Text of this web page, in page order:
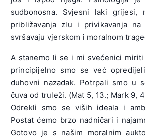
sudbonosna. Svjesni laki grijesi,
približavanja zlu i privikavanja
svršavaju vjerskom i moralnom
A stanemo li se i mi svećenici miriti
principijelno smo se već
duhovni nazadak. Potrpali smo u
čuva od truleži. (Mat 5, 13.; Mark 9,
Odrekli smo se viših ideala i
Postat ćemo brzo nadničari i
Gotovo je s našim moralnim